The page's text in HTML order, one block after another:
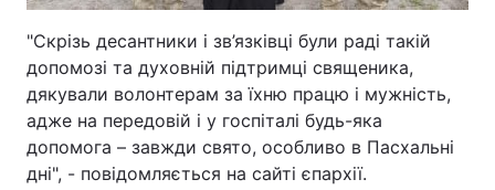
"Скрізь десантники і зв’язківці були раді такій
допомозі та духовній підтримці священика,
дякували волонтерам за їхню працю і мужність,
адже на передовій і у госпіталі будь-яка
допомога – завжди свято, особливо в Пасхальні
дні", - повідомляється на сайті єпархії.